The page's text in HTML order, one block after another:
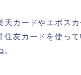
天カードやエポス
住友カードを使って